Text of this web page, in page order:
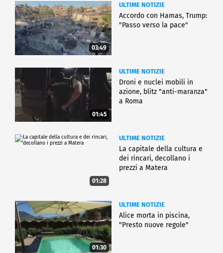
03:49
ULTIME NOTIZIE
Accordo con Hamas, Trump:
"Passo verso la pace"
01:45
ULTIME NOTIZIE
Droni e nuclei mobili in
azione, blitz "anti-maranza"
a Roma
01:28
ULTIME NOTIZIE
La capitale della cultura e
dei rincari, decollano i
prezzi a Matera
01:30
ULTIME NOTIZIE
Alice morta in piscina,
"Presto nuove regole"